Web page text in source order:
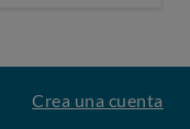
Crea una cuenta